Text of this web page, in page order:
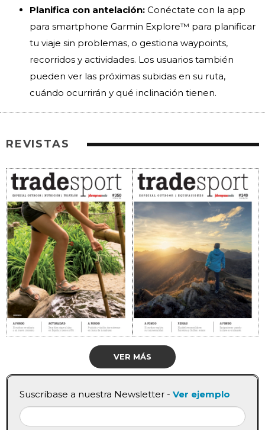
Planifica con antelación: Conéctate con la app
para smartphone Garmin Explore™ para planificar
tu viaje sin problemas, o gestiona waypoints,
recorridos y actividades. Los usuarios también
pueden ver las próximas subidas en su ruta,
cuándo ocurrirán y qué inclinación tienen.
REVISTAS
VER MÁS
Suscríbase a nuestra Newsletter - Ver ejemplo